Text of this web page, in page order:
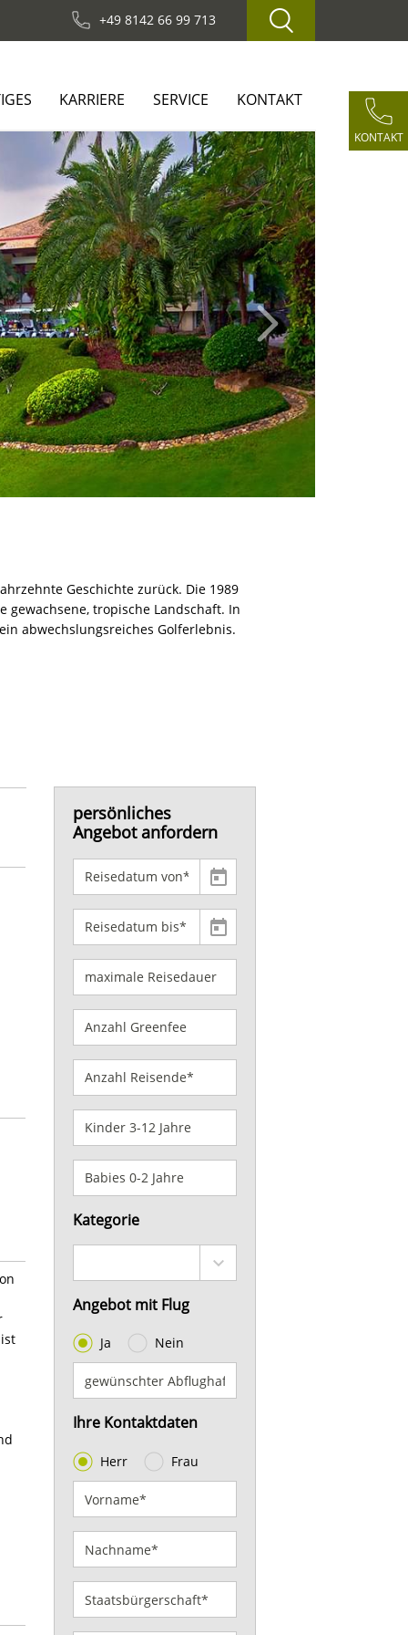
+49 8142 66 99 713
KONTAKT
KARRIERE SERVICE KONTAKT
Next
Geschichte zurück. Die 1989
tropische Landschaft. In
abwechslungsreiches Golferlebnis.
persönliches
Angebot anfordern
Kategorie
Angebot mit Flug
Ja Nein
Ihre Kontaktdaten
Herr Frau